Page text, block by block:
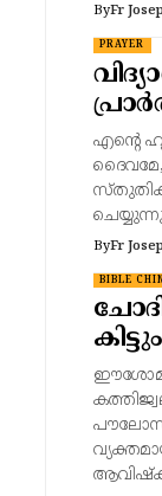
ByFr
PRAYER
എന്റെ
ByFr
BIBLE
കിട്ടും
പൗലോസ്